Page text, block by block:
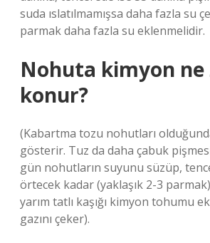
suda ıslatılmamışsa daha fazla su
parmak daha fazla su eklenmelidir.
Nohuta kimyon ne
konur?
(Kabartma tozu nohutları
gösterir. Tuz da daha çabuk
gün nohutların suyunu süzüp,
örtecek kadar (yaklaşık 2-3
yarım tatlı kaşığı kimyon tohumu
gazını çeker).